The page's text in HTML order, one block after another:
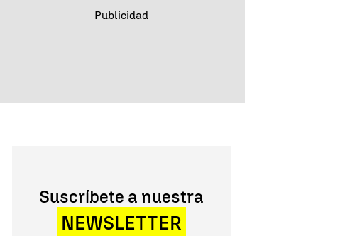
Suscríbete a nuestra
NEWSLETTER